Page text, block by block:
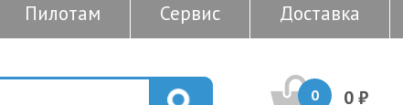
Пилотам Сервис Доставка
0
0 ₽